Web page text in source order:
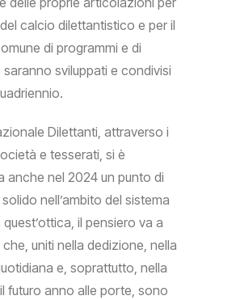
calcio dilettantistico e per il
di programmi e di
sviluppati e condivisi
Dilettanti, attraverso i
e tesserati, si è
anche nel 2024 un punto di
nell’ambito del sistema
il pensiero va a
uniti nella dedizione, nella
e, soprattutto, nella
futuro anno alle porte, sono